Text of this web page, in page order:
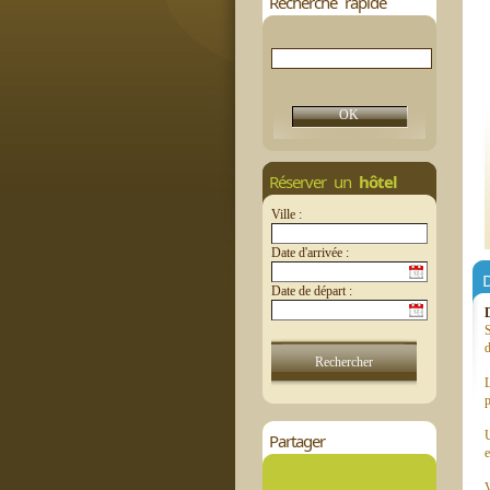
Réserver un hôtel
Ville :
Date d'arrivée :
Date de départ :
Partager